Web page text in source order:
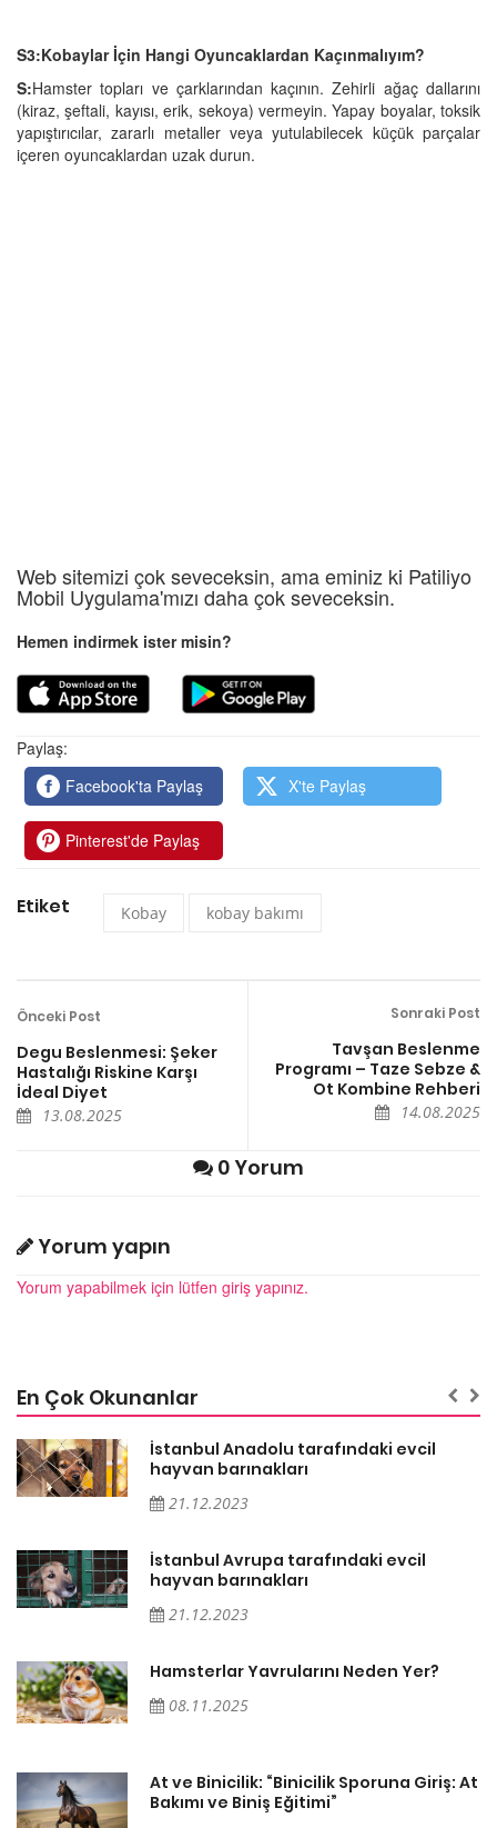
S3:Kobaylar İçin Hangi Oyuncaklardan Kaçınmalıyım?
S:Hamster topları ve çarklarından kaçının. Zehirli ağaç dallarını
(kiraz, şeftali, kayısı, erik, sekoya) vermeyin. Yapay boyalar, toksik
yapıştırıcılar, zararlı metaller veya yutulabilecek küçük parçalar
içeren oyuncaklardan uzak durun.
Web sitemizi çok seveceksin, ama eminiz ki Patiliyo
Mobil Uygulama'mızı daha çok seveceksin.
Hemen indirmek ister misin?
Paylaş:
Facebook'ta Paylaş
X'te Paylaş
Pinterest'de Paylaş
Etiket Kobay kobay bakımı
Önceki Post
Degu Beslenmesi: Şeker
Hastalığı Riskine Karşı
İdeal Diyet
13.08.2025
Sonraki Post
Tavşan Beslenme
Programı – Taze Sebze &
Ot Kombine Rehberi
14.08.2025
0 Yorum
Yorum yapın
Yorum yapabilmek için lütfen giriş yapınız.
En Çok Okunanlar
İstanbul Anadolu tarafındaki evcil
hayvan barınakları
21.12.2023
İstanbul Avrupa tarafındaki evcil
hayvan barınakları
21.12.2023
Hamsterlar Yavrularını Neden Yer?
08.11.2025
At ve Binicilik: “Binicilik Sporuna Giriş: At
Bakımı ve Biniş Eğitimi”